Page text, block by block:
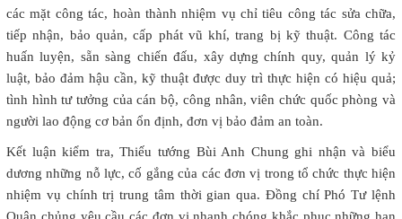
các mặt công tác, hoàn thành nhiệm vụ chỉ tiêu công tác sửa chữa,
tiếp nhận, bảo quản, cấp phát vũ khí, trang bị kỹ thuật. Công tác
huấn luyện, sẵn sàng chiến đấu, xây dựng chính quy, quản lý kỷ
luật, bảo đảm hậu cần, kỹ thuật được duy trì thực hiện có hiệu quả;
tình hình tư tưởng của cán bộ, công nhân, viên chức quốc phòng và
người lao động cơ bản ổn định, đơn vị bảo đảm an toàn.
Kết luận kiểm tra, Thiếu tướng Bùi Anh Chung ghi nhận và biểu
dương những nỗ lực, cố gắng của các đơn vị trong tổ chức thực hiện
nhiệm vụ chính trị trung tâm thời gian qua. Đồng chí Phó Tư lệnh